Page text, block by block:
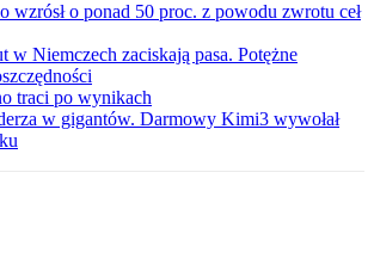
wzrósł o ponad 50 proc. z powodu zwrotu ceł
w Niemczech zaciskają pasa. Potężne
traci po wynikach
w gigantów. Darmowy Kimi3 wywołał